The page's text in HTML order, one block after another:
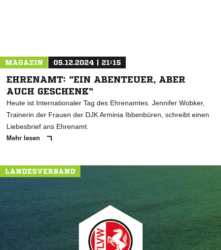
MAGAZIN 05.12.2024 | 21:15
EHRENAMT: "EIN ABENTEUER, ABER
AUCH GESCHENK"
Heute ist Internationaler Tag des Ehrenamtes. Jennifer Wobker,
Trainerin der Frauen der DJK Arminia Ibbenbüren, schreibt einen
Liebesbrief ans Ehrenamt.
Mehr lesen
LANDESVERBAND